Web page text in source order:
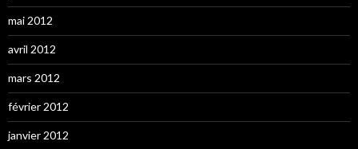
mai 2012
avril 2012
mars 2012
février 2012
janvier 2012